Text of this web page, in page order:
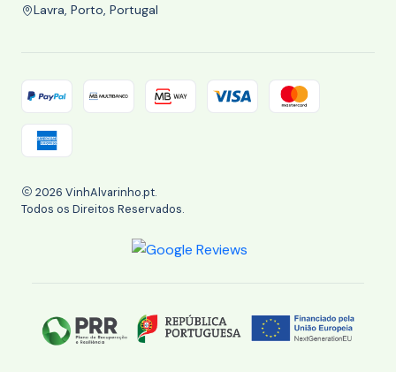
Lavra, Porto, Portugal
2026 VinhAlvarinho.pt.
Todos os Direitos Reservados.